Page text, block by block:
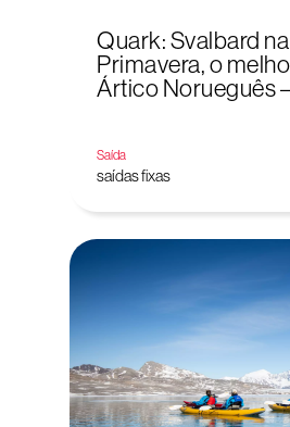
Quark: Svalbard na
Primavera, o
Ártico Norueguês –
Saída
saídas fixas